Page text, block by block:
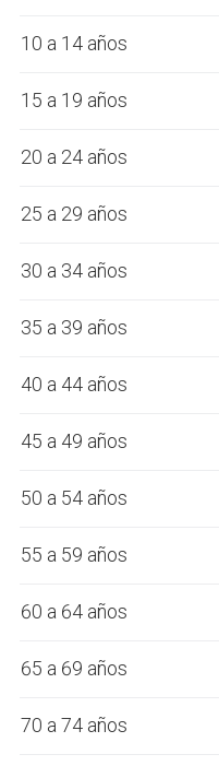
10 a 14 años
15 a 19 años
20 a 24 años
25 a 29 años
30 a 34 años
35 a 39 años
40 a 44 años
45 a 49 años
50 a 54 años
55 a 59 años
60 a 64 años
65 a 69 años
70 a 74 años